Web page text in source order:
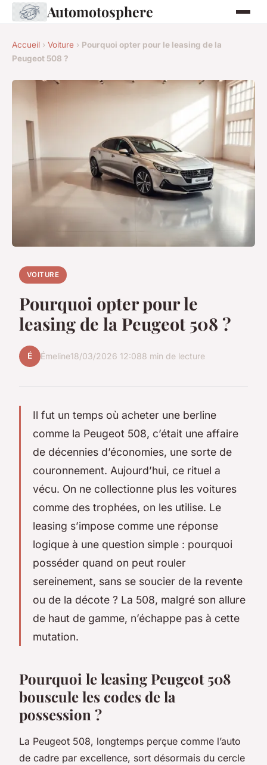
Automotosphere
Accueil › Voiture › Pourquoi opter pour le leasing de la
Peugeot 508 ?
VOITURE
Pourquoi opter pour le
leasing de la Peugeot 508 ?
É Émeline18/03/2026 12:088 min de lecture
Il fut un temps où acheter une berline
comme la Peugeot 508, c’était une affaire
de décennies d’économies, une sorte de
couronnement. Aujourd’hui, ce rituel a
vécu. On ne collectionne plus les voitures
comme des trophées, on les utilise. Le
leasing s’impose comme une réponse
logique à une question simple : pourquoi
posséder quand on peut rouler
sereinement, sans se soucier de la revente
ou de la décote ? La 508, malgré son allure
de haut de gamme, n’échappe pas à cette
mutation.
Pourquoi le leasing Peugeot 508
bouscule les codes de la
possession ?
La Peugeot 508, longtemps perçue comme l’auto
de cadre par excellence, sort désormais du cercle